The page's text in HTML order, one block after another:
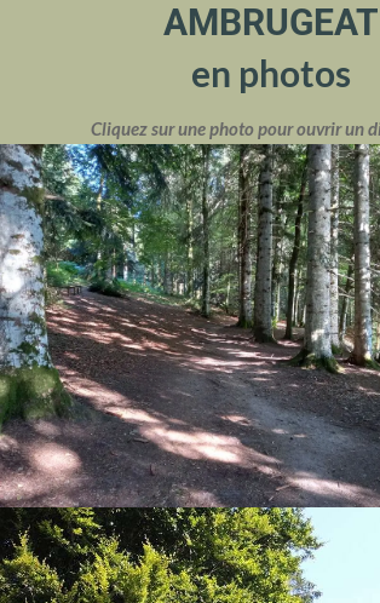
AMBRUGEAT
en photos
Cliquez sur une photo pour ouvrir un